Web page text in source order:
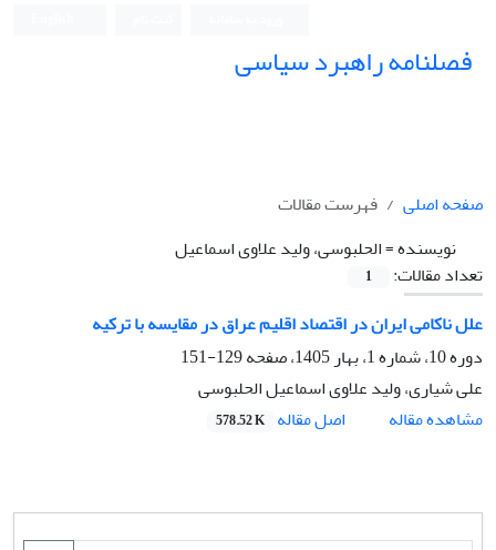
فصلنامه راهبرد سیاسی
صفحه اصلی
فهرست مقالات
نویسنده =الحلبوسی، ولید علاوی اسماعیل
تعداد مقالات:
1
علل ناکامی ایران در اقتصاد اقلیم عراق در مقایسه با ترکیه
دوره 10، شماره 1، بهار 1405، صفحه
129-151
علی شیاری، ولید علاوی اسماعیل الحلبوسی
مشاهده مقاله
اصل مقاله 578.52 K